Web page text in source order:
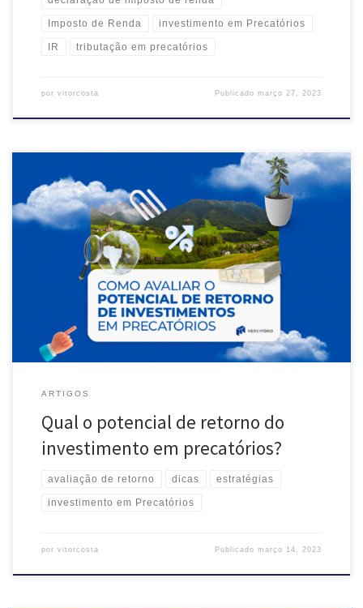
Imposto de Renda investimento em Precatórios
IR tributação em precatórios
por vitorcosta Publicadomarço 27, 2023
Já considerou fazer investimento em precatórios? Descubra como
investir nesses créditos pode ser uma estratégia vantajosa e rentável
para o seu portfólio. Este artigo irá explorar o potencial de retorno
financeiro dos precatórios, apresentando argumentos convincentes
para que você avalie esse tipo de investimento como uma forma
de diversificar sua carteira. […]
ARTIGOS
Qual o potencial de retorno do
investimento em precatórios?
avaliação de retorno dicas estratégias
investimento em Precatórios
por vitorcosta Publicadomarço 14, 2023